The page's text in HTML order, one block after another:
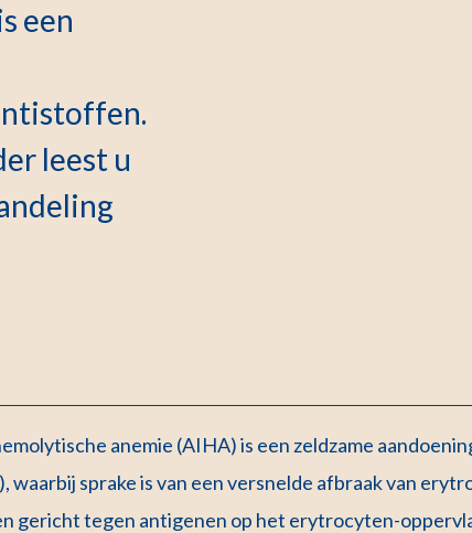
een
leest u
anemie (AIHA) is een zeldzame
waarbij sprake is van een versnelde afbraak van
gericht tegen antigenen op het erytrocyten-